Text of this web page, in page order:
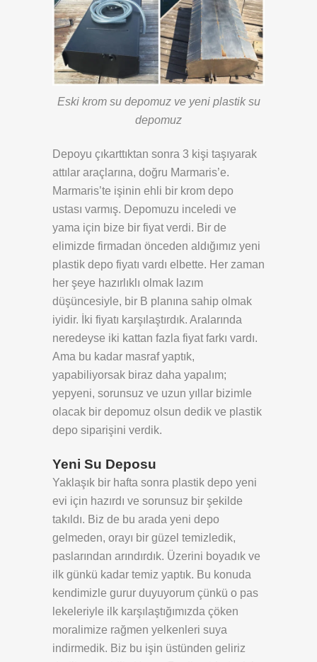
Eski krom su depomuz ve yeni plastik su
depomuz
Depoyu çıkarttıktan sonra 3 kişi taşıyarak
attılar araçlarına, doğru Marmaris’e.
Marmaris’te işinin ehli bir krom depo
ustası varmış. Depomuzu inceledi ve
yama için bize bir fiyat verdi. Bir de
elimizde firmadan önceden aldığımız yeni
plastik depo fiyatı vardı elbette. Her zaman
her şeye hazırlıklı olmak lazım
düşüncesiyle, bir B planına sahip olmak
iyidir. İki fiyatı karşılaştırdık. Aralarında
neredeyse iki kattan fazla fiyat farkı vardı.
Ama bu kadar masraf yaptık,
yapabiliyorsak biraz daha yapalım;
yepyeni, sorunsuz ve uzun yıllar bizimle
olacak bir depomuz olsun dedik ve plastik
depo siparişini verdik.
Yeni Su Deposu
Yaklaşık bir hafta sonra plastik depo yeni
evi için hazırdı ve sorunsuz bir şekilde
takıldı. Biz de bu arada yeni depo
gelmeden, orayı bir güzel temizledik,
paslarından arındırdık. Üzerini boyadık ve
ilk günkü kadar temiz yaptık. Bu konuda
kendimizle gurur duyuyorum çünkü o pas
lekeleriyle ilk karşılaştığımızda çöken
moralimize rağmen yelkenleri suya
indirmedik. Biz bu işin üstünden geliriz